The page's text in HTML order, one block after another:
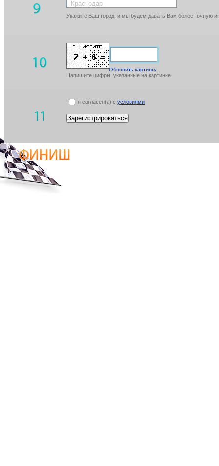
Укажите Ваш город, и мы будем давать Вам более точную
Обновить картинку
Напишите цифры, указанные на картинке
я согласен(а) с условиями
Зарегистрироваться